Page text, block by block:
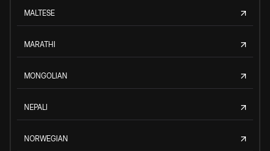
MALTESE
MARATHI
MONGOLIAN
NEPALI
NORWEGIAN